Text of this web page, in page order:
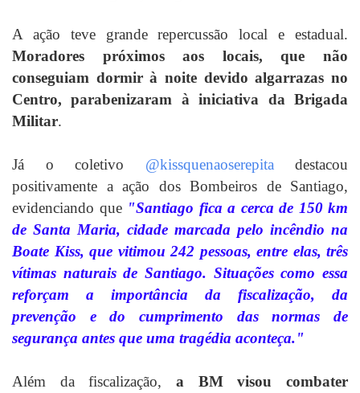
A ação teve grande repercussão local e estadual.
Moradores próximos aos locais, que não
conseguiam dormir à noite devido algarrazas no
Centro, parabenizaram à iniciativa da Brigada
Militar.
Já o coletivo @kissquenaoserepita destacou
positivamente a ação dos Bombeiros de Santiago,
evidenciando que "Santiago fica a cerca de 150 km
de Santa Maria, cidade marcada pelo incêndio na
Boate Kiss, que vitimou 242 pessoas, entre elas, três
vítimas naturais de Santiago. Situações como essa
reforçam a importância da fiscalização, da
prevenção e do cumprimento das normas de
segurança antes que uma tragédia aconteça."
Além da fiscalização, a BM visou combater